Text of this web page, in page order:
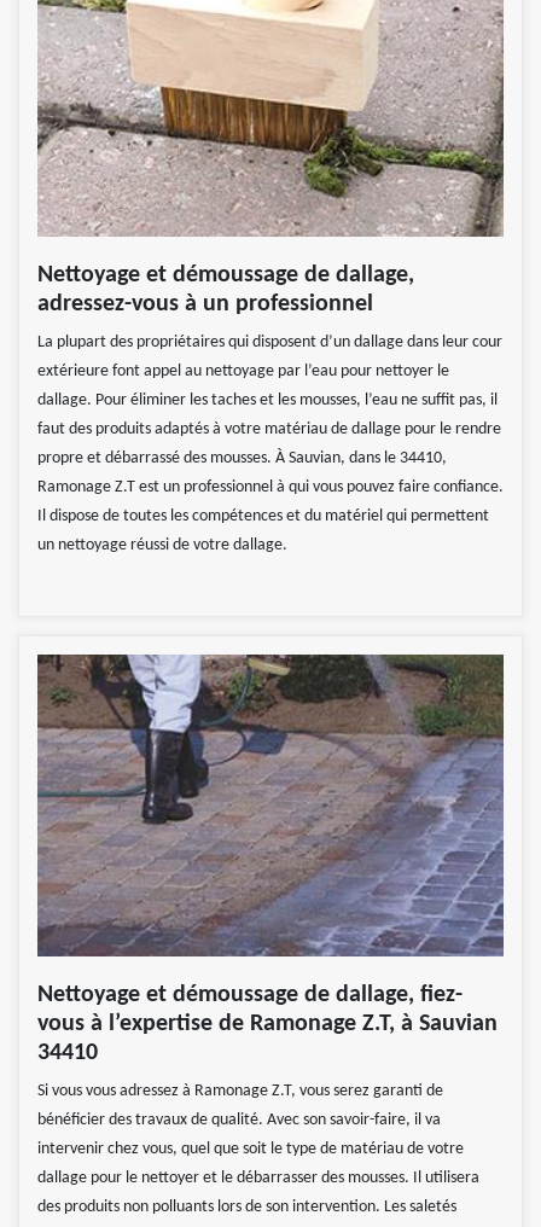
Nettoyage et démoussage de dallage,
adressez-vous à un professionnel
La plupart des propriétaires qui disposent d’un dallage dans leur cour
extérieure font appel au nettoyage par l’eau pour nettoyer le
dallage. Pour éliminer les taches et les mousses, l’eau ne suffit pas, il
faut des produits adaptés à votre matériau de dallage pour le rendre
propre et débarrassé des mousses. À Sauvian, dans le 34410,
Ramonage Z.T est un professionnel à qui vous pouvez faire confiance.
Il dispose de toutes les compétences et du matériel qui permettent
un nettoyage réussi de votre dallage.
Nettoyage et démoussage de dallage, fiez-
vous à l’expertise de Ramonage Z.T, à Sauvian
34410
Si vous vous adressez à Ramonage Z.T, vous serez garanti de
bénéficier des travaux de qualité. Avec son savoir-faire, il va
intervenir chez vous, quel que soit le type de matériau de votre
dallage pour le nettoyer et le débarrasser des mousses. Il utilisera
des produits non polluants lors de son intervention. Les saletés